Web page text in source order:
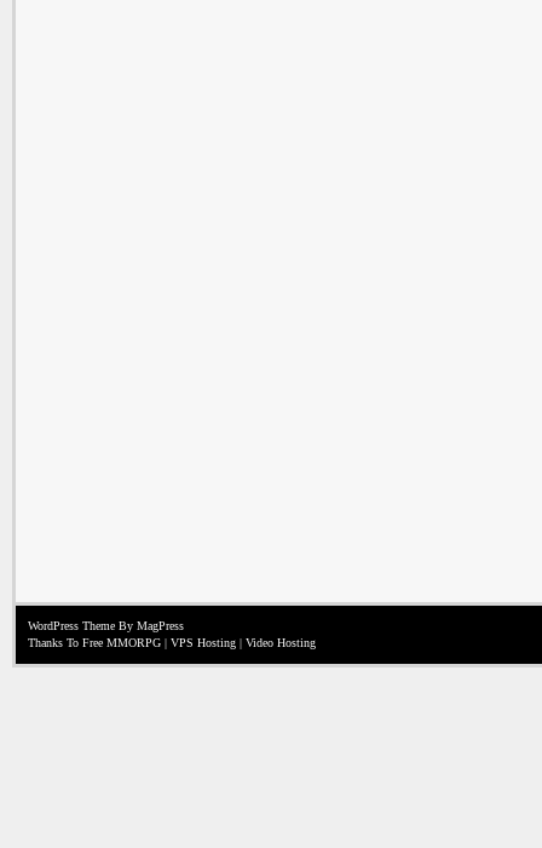
WordPress Theme By MagPress
Thanks To Free MMORPG | VPS Hosting | Video Hosting